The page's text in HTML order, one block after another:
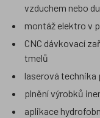
vzduchem nebo
montáž elektro v
CNC dávkovací
tmelů
laserová technika
plnění výrobků
aplikace